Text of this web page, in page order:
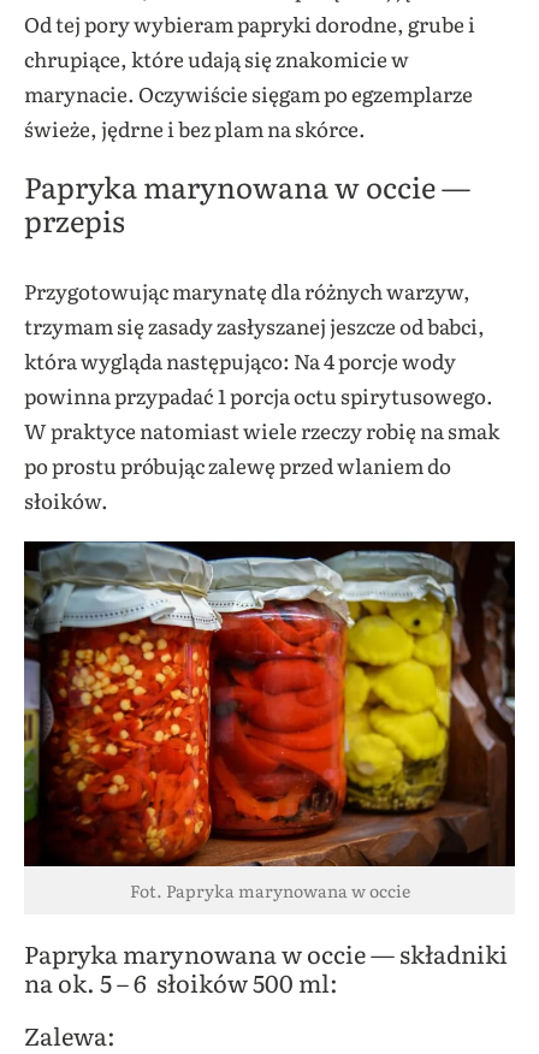
Od tej pory wybieram papryki dorodne, grube i
chrupiące, które udają się znakomicie w
marynacie. Oczywiście sięgam po egzemplarze
świeże, jędrne i bez plam na skórce.
Papryka marynowana w occie —
przepis
Przygotowując marynatę dla różnych warzyw,
trzymam się zasady zasłyszanej jeszcze od babci,
która wygląda następująco: Na 4 porcje wody
powinna przypadać 1 porcja octu spirytusowego.
W praktyce natomiast wiele rzeczy robię na smak
po prostu próbując zalewę przed wlaniem do
słoików.
Fot. Papryka marynowana w occie
Papryka marynowana w occie — składniki
na ok. 5 – 6 słoików 500 ml:
Zalewa: